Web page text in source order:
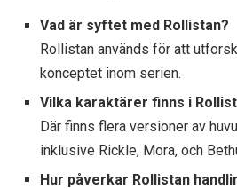
Vad är syftet med Rollistan?
Rollistan används för att
konceptet inom serien.
Vilka karaktärer finns i
Där finns flera versioner av
inklusive Rickle, Mora, och
Hur påverkar Rollistan